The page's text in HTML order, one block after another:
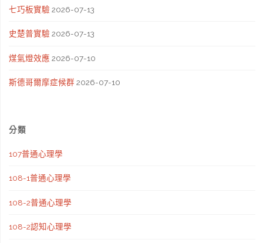
七巧板實驗 2026-07-13
史楚普實驗 2026-07-13
煤氣燈效應 2026-07-10
斯德哥爾摩症候群 2026-07-10
分類
107普通心理學
108-1普通心理學
108-2普通心理學
108-2認知心理學